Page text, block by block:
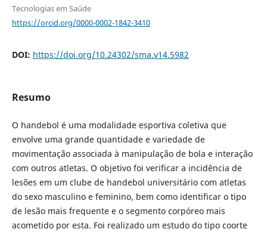
Tecnologias em Saúde
https://orcid.org/0000-0002-1842-3410
DOI: https://doi.org/10.24302/sma.v14.5982
Resumo
O handebol é uma modalidade esportiva coletiva que
envolve uma grande quantidade e variedade de
movimentação associada à manipulação de bola e interação
com outros atletas. O objetivo foi verificar a incidência de
lesões em um clube de handebol universitário com atletas
do sexo masculino e feminino, bem como identificar o tipo
de lesão mais frequente e o segmento corpóreo mais
acometido por esta. Foi realizado um estudo do tipo coorte